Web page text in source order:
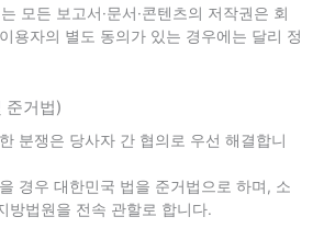
모든 보고서·문서·콘텐츠의 저작권은 회
용자의 별도 동의가 있는 경우에는 달리 정
준거법)
분쟁은 당사자 간 협의로 우선 해결합니
경우 대한민국 법을 준거법으로 하며, 소
방법원을 전속 관할로 합니다.